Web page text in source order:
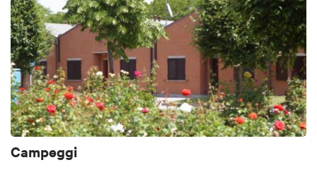
Campeggi